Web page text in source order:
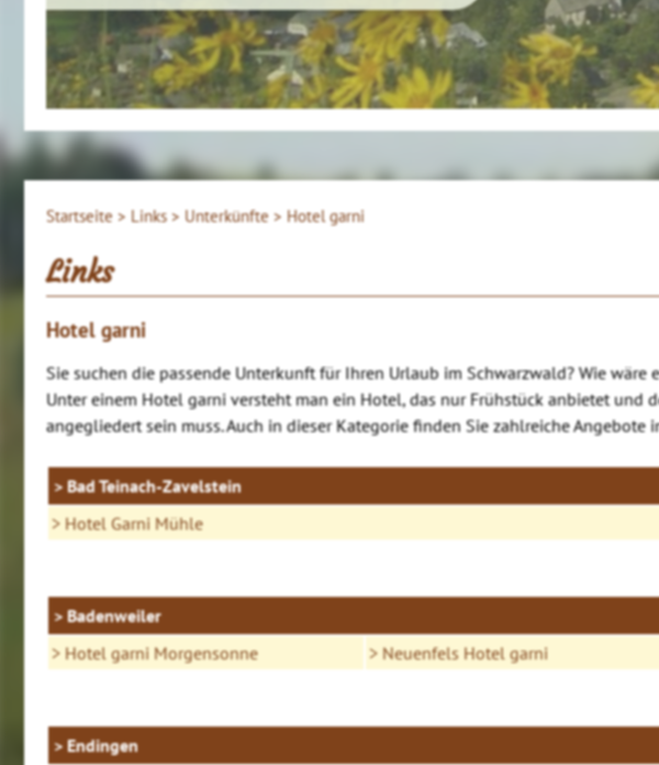
Startseite > Links > Unterkünfte > Hotel garni
Links
Hotel garni
Sie suchen die passende Unterkunft für Ihren Urlaub im Schwarzwald? Wie wäre
Unter einem Hotel garni versteht man ein Hotel, das nur Frühstück anbietet und
angegliedert sein muss. Auch in dieser Kategorie finden Sie zahlreiche Angebote
Bad Teinach-Zavelstein
Hotel Garni Mühle
Badenweiler
Hotel garni Morgensonne
Neuenfels Hotel garni
Endingen